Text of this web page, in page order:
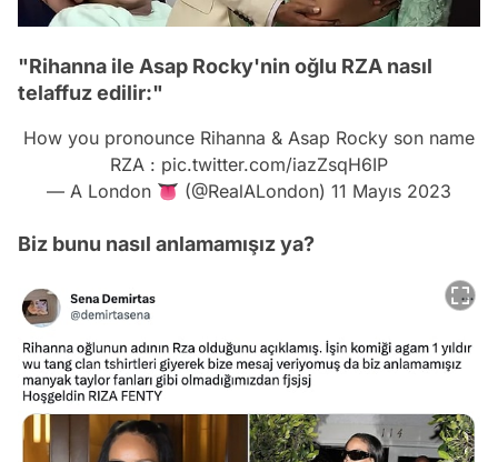
"Rihanna ile Asap Rocky'nin oğlu RZA nasıl
telaffuz edilir:"
How you pronounce Rihanna & Asap Rocky son name
RZA : pic.twitter.com/iazZsqH6IP
— A London 👅 (@RealALondon) 11 Mayıs 2023
Biz bunu nasıl anlamamışız ya?